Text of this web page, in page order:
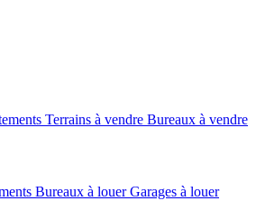
Terrains à vendre Bureaux à vendre
Bureaux à louer Garages à louer